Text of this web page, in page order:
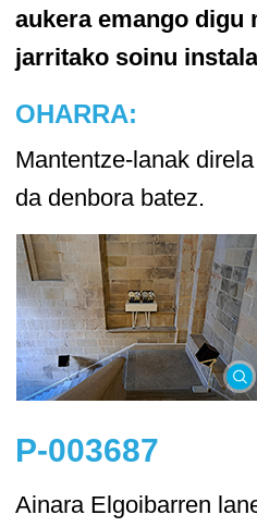
aukera emango digu
jarritako soinu
OHARRA:
Mantentze-lanak
da denbora batez.
P-003687
Ainara Elgoibarren